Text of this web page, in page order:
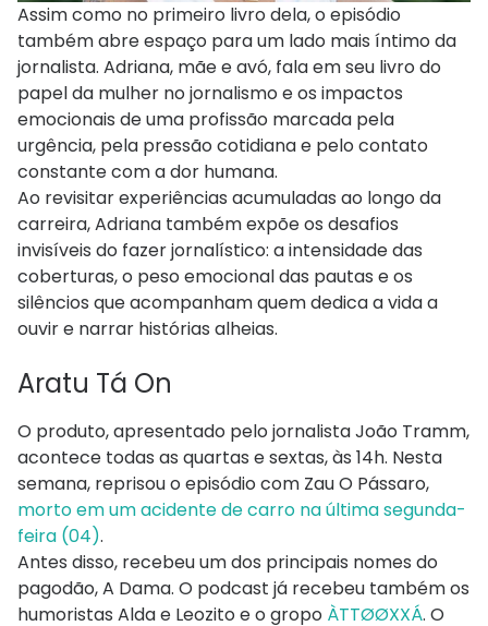
Assim como no primeiro livro dela, o episódio
também abre espaço para um lado mais íntimo da
jornalista. Adriana, mãe e avó, fala em seu livro do
papel da mulher no jornalismo e os impactos
emocionais de uma profissão marcada pela
urgência, pela pressão cotidiana e pelo contato
constante com a dor humana.
Ao revisitar experiências acumuladas ao longo da
carreira, Adriana também expõe os desafios
invisíveis do fazer jornalístico: a intensidade das
coberturas, o peso emocional das pautas e os
silêncios que acompanham quem dedica a vida a
ouvir e narrar histórias alheias.
Aratu Tá On
O produto, apresentado pelo jornalista João Tramm,
acontece todas as quartas e sextas, às 14h. Nesta
semana, reprisou o episódio com Zau O Pássaro,
morto em um acidente de carro na última segunda-
feira (04).
Antes disso, recebeu um dos principais nomes do
pagodão, A Dama. O podcast já recebeu também os
humoristas Alda e Leozito e o gropo ÀTTØØXXÁ. O